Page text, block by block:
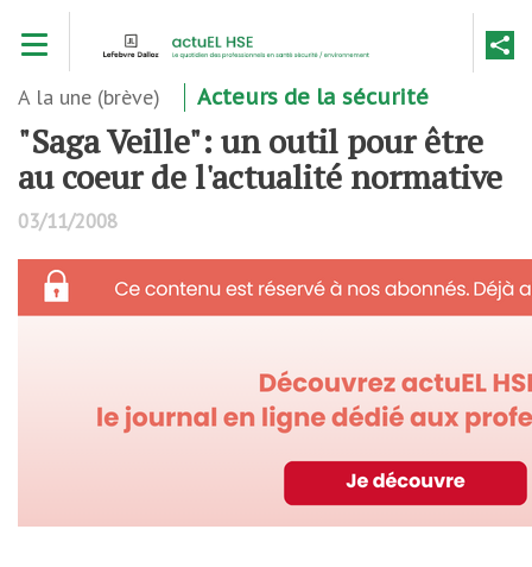
contenu
A la une (brève) Acteurs de la sécurité
"Saga Veille": un outil pour être
au coeur de l'actualité normative
03/11/2008